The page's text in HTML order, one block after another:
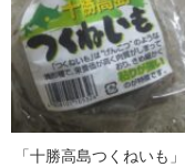
「十勝高島つくねいも」